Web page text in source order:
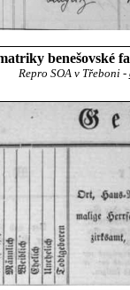
benešovské
Repro SOA v Třeboni -